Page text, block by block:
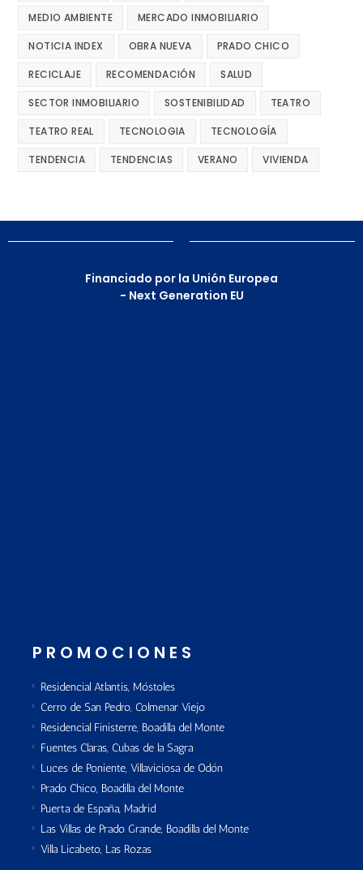
MEDIO AMBIENTE MERCADO INMOBILIARIO
NOTICIA INDEX OBRA NUEVA PRADO CHICO
RECICLAJE RECOMENDACIÓN SALUD
SECTOR INMOBILIARIO SOSTENIBILIDAD TEATRO
TEATRO REAL TECNOLOGIA TECNOLOGÍA
TENDENCIA TENDENCIAS VERANO VIVIENDA
Financiado por la Unión Europea
- Next Generation EU
PROMOCIONES
Residencial Atlantis, Móstoles
Cerro de San Pedro, Colmenar Viejo
Residencial Finisterre, Boadilla del Monte
Fuentes Claras, Cubas de la Sagra
Luces de Poniente, Villaviciosa de Odón
Prado Chico, Boadilla del Monte
Puerta de España, Madrid
Las Villas de Prado Grande, Boadilla del Monte
Villa Licabeto, Las Rozas